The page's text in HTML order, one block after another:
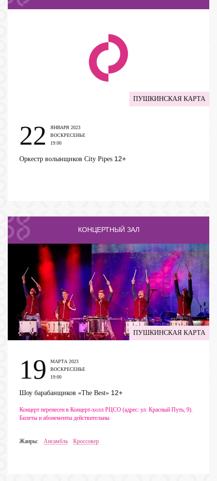
22
ЯНВАРЯ 2023
ВОСКРЕСЕНЬЕ
19:00
Оркестр волынщиков City Pipes 12+
ПУШКИНСКАЯ КАРТА
КОНЦЕРТНЫЙ ЗАЛ
19
МАРТА 2023
ВОСКРЕСЕНЬЕ
19:00
Шоу барабанщиков «The Best» 12+
Концерт перенесен в Концерт-холл РЦСО (адрес: ул. Красный Путь, 9).
Билеты и абонементы действительны
Жанры: Ансамбль Кроссовер
ПУШКИНСКАЯ КАРТА